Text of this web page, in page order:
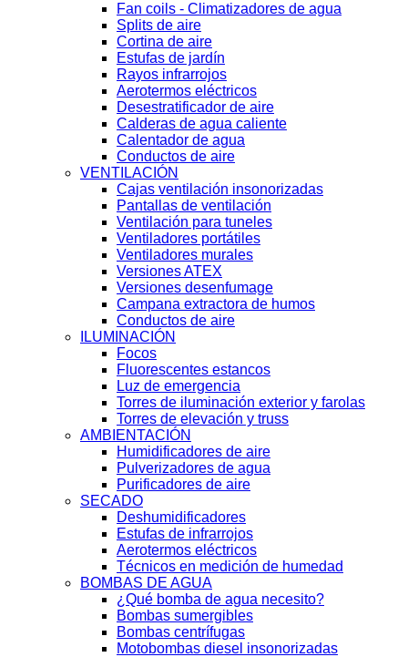
Fan coils - Climatizadores de agua
Splits de aire
Cortina de aire
Estufas de jardín
Rayos infrarrojos
Aerotermos eléctricos
Desestratificador de aire
Calderas de agua caliente
Calentador de agua
Conductos de aire
VENTILACIÓN
Cajas ventilación insonorizadas
Pantallas de ventilación
Ventilación para tuneles
Ventiladores portátiles
Ventiladores murales
Versiones ATEX
Versiones desenfumage
Campana extractora de humos
Conductos de aire
ILUMINACIÓN
Focos
Fluorescentes estancos
Luz de emergencia
Torres de iluminación exterior y farolas
Torres de elevación y truss
AMBIENTACIÓN
Humidificadores de aire
Pulverizadores de agua
Purificadores de aire
SECADO
Deshumidificadores
Estufas de infrarrojos
Aerotermos eléctricos
Técnicos en medición de humedad
BOMBAS DE AGUA
¿Qué bomba de agua necesito?
Bombas sumergibles
Bombas centrífugas
Motobombas diesel insonorizadas